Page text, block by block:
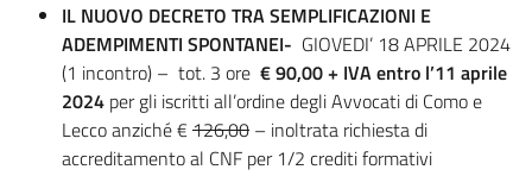
IL NUOVO DECRETO TRA SEMPLIFICAZIONI E
ADEMPIMENTI SPONTANEI- GIOVEDI’ 18 APRILE 2024
(1 incontro) – tot. 3 ore € 90,00 + IVA entro l’11 aprile
2024 per gli iscritti all’ordine degli Avvocati di Como e
Lecco anziché €126,00 – inoltrata richiesta di
accreditamento al CNF per 1/2 crediti formativi